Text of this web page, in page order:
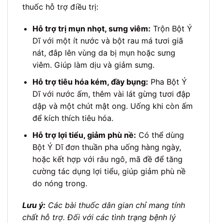
thuốc hỗ trợ điều trị:
Hỗ trợ trị mụn nhọt, sưng viêm: Trộn Bột Ý
Dĩ với một ít nước và bột rau má tươi giã
nát, đắp lên vùng da bị mụn hoặc sưng
viêm. Giúp làm dịu và giảm sưng.
Hỗ trợ tiêu hóa kém, đầy bụng: Pha Bột Ý
Dĩ với nước ấm, thêm vài lát gừng tươi đập
dập và một chút mật ong. Uống khi còn ấm
để kích thích tiêu hóa.
Hỗ trợ lợi tiểu, giảm phù nề: Có thể dùng
Bột Ý Dĩ đơn thuần pha uống hàng ngày,
hoặc kết hợp với râu ngô, mã đề để tăng
cường tác dụng lợi tiểu, giúp giảm phù nề
do nóng trong.
Lưu ý: Các bài thuốc dân gian chỉ mang tính
chất hỗ trợ. Đối với các tình trạng bệnh lý